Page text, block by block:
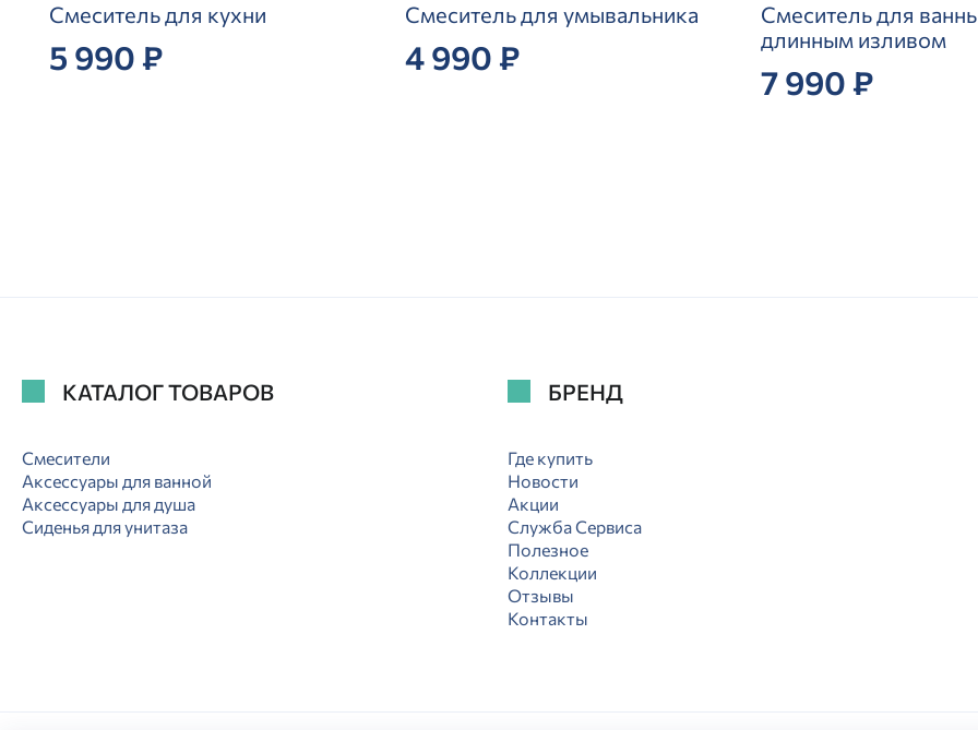
Смеситель для кухни
5 990 ₽
Смеситель для умывальника
4 990 ₽
Смеситель для
длинным изливом
7 990 ₽
КАТАЛОГ ТОВАРОВ
Смесители
Аксессуары для ванной
Аксессуары для душа
Сиденья для унитаза
БРЕНД
Где купить
Новости
Акции
Служба Сервиса
Полезное
Коллекции
Отзывы
Контакты